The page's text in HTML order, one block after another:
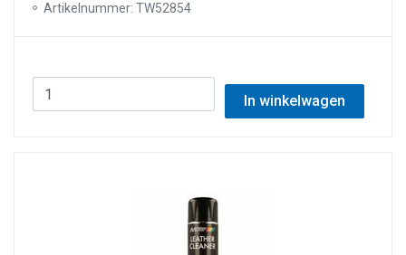
Artikelnummer: TW52854
In winkelwagen